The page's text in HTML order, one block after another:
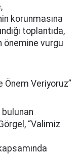
korunmasına
toplantıda,
önemine vurgu
Önem Veriyoruz”
“Valimiz